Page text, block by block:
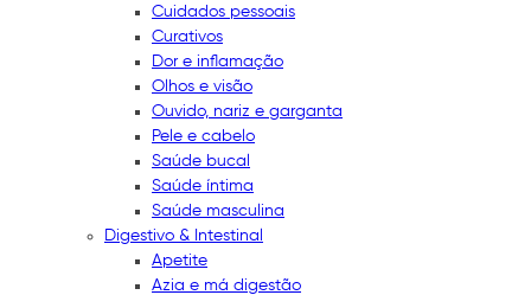
Cuidados pessoais
Curativos
Dor e inflamação
Olhos e visão
Ouvido, nariz e garganta
Pele e cabelo
Saúde bucal
Saúde íntima
Saúde masculina
Digestivo & Intestinal
Apetite
Azia e má digestão